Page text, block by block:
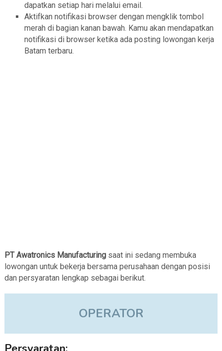
dapatkan setiap hari melalui email.
Aktifkan notifikasi browser dengan mengklik tombol
merah di bagian kanan bawah. Kamu akan mendapatkan
notifikasi di browser ketika ada posting lowongan kerja
Batam terbaru.
PT Awatronics Manufacturingsaat ini sedang membuka
lowongan untuk bekerja bersama perusahaan dengan posisi
dan persyaratan lengkap sebagai berikut.
OPERATOR